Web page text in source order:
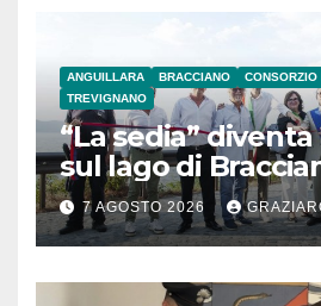
ANGUILLARA BRACCIANO
TREVIGNANO
“La sedia”
sul lago di
l’inaugurazione
7 AGOSTO 2026